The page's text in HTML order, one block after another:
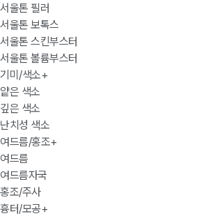
서울톤 필러
서울톤 보톡스
서울톤 스킨부스터
서울톤 볼륨부스터
기미/색소+
얕은 색소
깊은 색소
난치성 색소
여드름/홍조+
여드름
여드름자국
홍조/주사
흉터/모공+